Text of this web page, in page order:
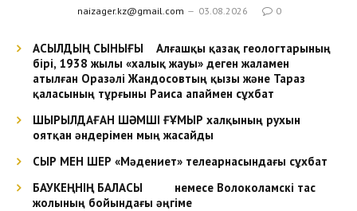
naizager.kz@gmail.com 03.08.2026 0
АСЫЛДЫҢ СЫНЫҒЫ Алғашқы қазақ геологтарының
бірі, 1938 жылы «халық жауы» деген жаламен
атылған Оразәлі Жандосовтың қызы және Тараз
қаласының тұрғыны Раиса апаймен сұхбат
ШЫРЫЛДАҒАН ШӘМШІ ҒҰМЫР халқының рухын
оятқан әндерімен мың жасайды
СЫР МЕН ШЕР «Мәдениет» телеарнасындағы сұхбат
БАУКЕҢНІҢ БАЛАСЫ немесе Волоколамскі тас
жолының бойындағы әңгіме